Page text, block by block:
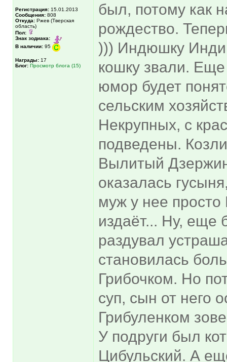
Регистрация: 15.01.2013
Сообщения: 808
Откуда: Ржев (Тверская
область)
Пол:
Знак зодиака:
В наличии: 95
Награды: 17
Блог: Просмотр блога (15)
был, потому как
рождество.
))) Индюшку
кошку звали. Еще
юмор будет
сельским
Некрупных, с
подведены.
Вылитый
оказалась
муж у нее просто
издаёт... Ну, еще
раздувал
становилась
Грибочком. Но
суп, сын от него
Грибуленком
У подруги был
Цибульский. А